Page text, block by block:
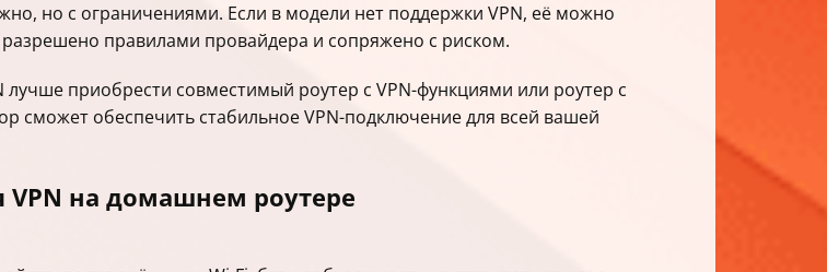
но с ограничениями. Если в модели нет поддержки VPN, её можно
правилами провайдера и сопряжено с риском.
приобрести совместимый роутер с VPN-функциями или роутер с
сможет обеспечить стабильное VPN-подключение для всей вашей
на домашнем роутере